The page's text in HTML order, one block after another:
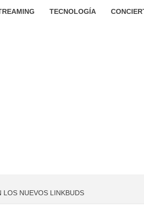
TECNOLOGÍA
LOS NUEVOS LINKBUDS